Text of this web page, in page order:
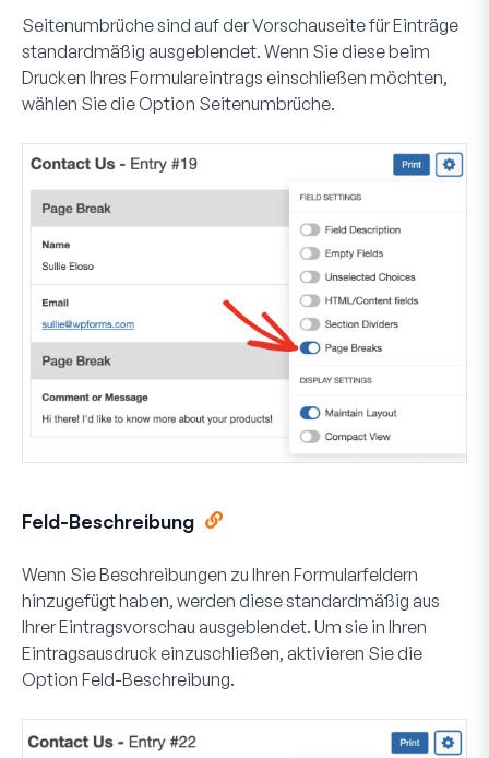
Seitenumbrüche sind auf der Vorschauseite für Einträge
standardmäßig ausgeblendet. Wenn Sie diese beim
Drucken Ihres Formulareintrags einschließen möchten,
wählen Sie die Option Seitenumbrüche.
Feld-Beschreibung
Wenn Sie Beschreibungen zu Ihren Formularfeldern
hinzugefügt haben, werden diese standardmäßig aus
Ihrer Eintragsvorschau ausgeblendet. Um sie in Ihren
Eintragsausdruck einzuschließen, aktivieren Sie die
Option Feld-Beschreibung.